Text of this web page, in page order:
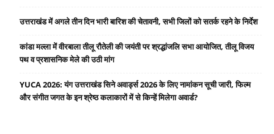
उत्तराखंड में अगले तीन दिन भारी बारिश की चेतावनी, सभी जिलों को सतर्क रहने के निर्देश
कांडा मल्ला में वीरबाला तीलू रौतेली की जयंती पर श्रद्धांजलि सभा आयोजित, तीलू विजय
पथ व प्रशासनिक मेले की उठी मांग
YUCA 2026: यंग उत्तराखंड सिने अवार्ड्स 2026 के लिए नामांकन सूची जारी, फिल्म
और संगीत जगत के इन श्रेष्ठ कलाकारों में से किन्हें मिलेगा अवार्ड?